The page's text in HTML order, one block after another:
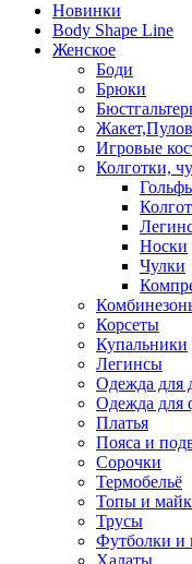
Новинки
Body Shape Line
Женское
Боди
Брюки
Игровые
Колготки,
Носки
Чулки
Корсеты
Купальники
Легинсы
Одежда для
Одежда для
Платья
Пояса и
Сорочки
Термобельё
Топы и
Трусы
Футболки и
Халаты